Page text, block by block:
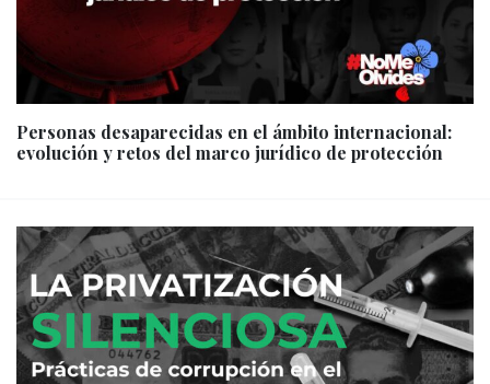
Personas desaparecidas en el ámbito internacional:
evolución y retos del marco jurídico de protección